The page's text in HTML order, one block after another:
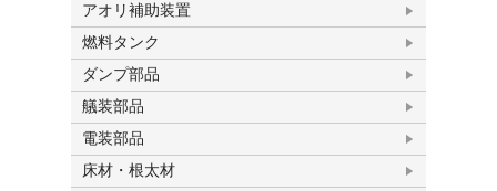
アオリ補助装置
燃料タンク
ダンプ部品
艤装部品
電装部品
床材・根太材